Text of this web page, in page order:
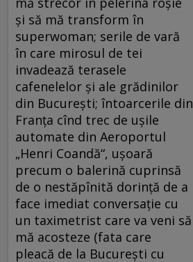
şi să mă transform în
superwoman; serile de vară
în care mirosul de tei
invadează terasele
cafenelelor şi ale grădinilor
din Bucureşti; întoarcerile din
Franţa cînd trec de uşile
automate din Aeroportul
„Henri Coandă“, uşoară
precum o balerină cuprinsă
de o nestăpînită dorinţă de a
face imediat conversaţie cu
un taximetrist care va veni să
mă acosteze (fata care
pleacă de la Bucureşti cu